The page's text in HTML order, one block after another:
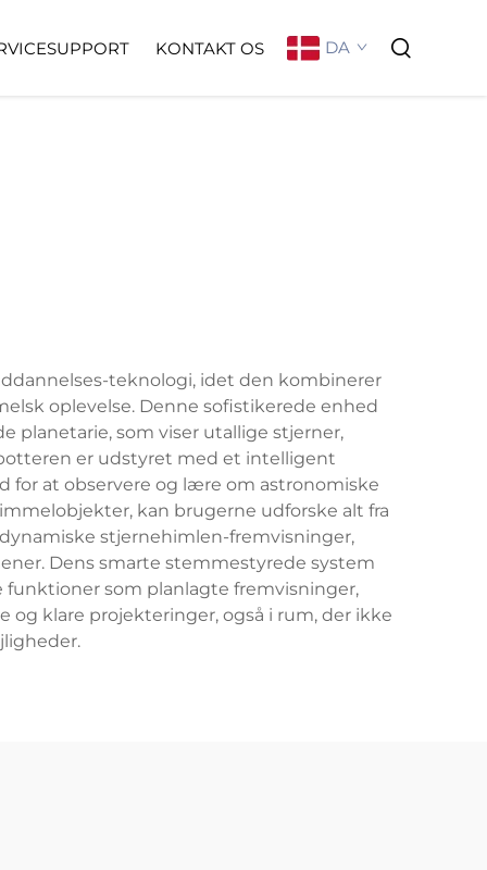
KONTAKT OS DA
teknologi, idet den kombinerer
oplevelse. Denne sofistikerede enhed
planetarie, som viser utallige stjerner,
er udstyret med et intelligent
at observere og lære om astronomiske
kan brugerne udforske alt fra
stjernehimlen-fremvisninger,
Dens smarte stemmestyrede system
som planlagte fremvisninger,
klare projekteringer, også i rum, der ikke